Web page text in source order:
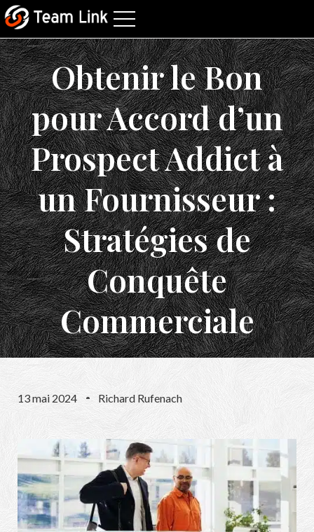
Obtenir le Bon
pour Accord d’un
Prospect Addict à
un Fournisseur :
Stratégies de
Conquête
Commerciale
13 mai 2024 Richard Rufenach